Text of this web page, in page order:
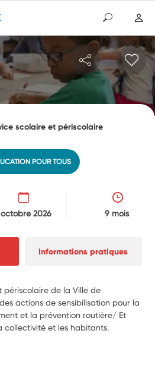
scolaire et périscolaire
POUR TOUS
2026 9 mois
Informations pratiques
périscolaire de la Ville de
actions de sensibilisation pour la
et la prévention routière/ Et
collectivité et les habitants.